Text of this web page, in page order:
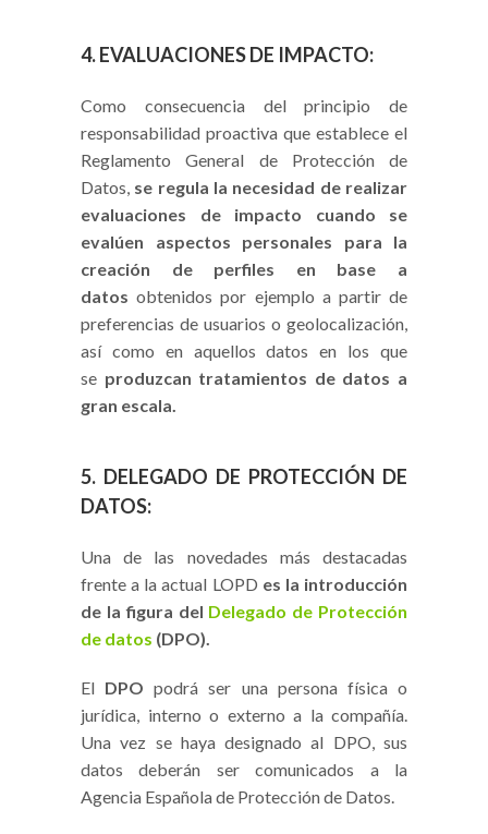
4. EVALUACIONES DE IMPACTO:
Como consecuencia del principio de
responsabilidad proactiva que establece el
Reglamento General de Protección de
Datos, se regula la necesidad de realizar
evaluaciones de impacto cuando se
evalúen aspectos personales para la
creación de perfiles en base a
datos obtenidos por ejemplo a partir de
preferencias de usuarios o geolocalización,
así como en aquellos datos en los que
se produzcan tratamientos de datos a
gran escala.
5. DELEGADO DE PROTECCIÓN DE
DATOS:
Una de las novedades más destacadas
frente a la actual LOPD es la introducción
de la figura del Delegado de Protección
de datos (DPO).
El DPO podrá ser una persona física o
jurídica, interno o externo a la compañía.
Una vez se haya designado al DPO, sus
datos deberán ser comunicados a la
Agencia Española de Protección de Datos.